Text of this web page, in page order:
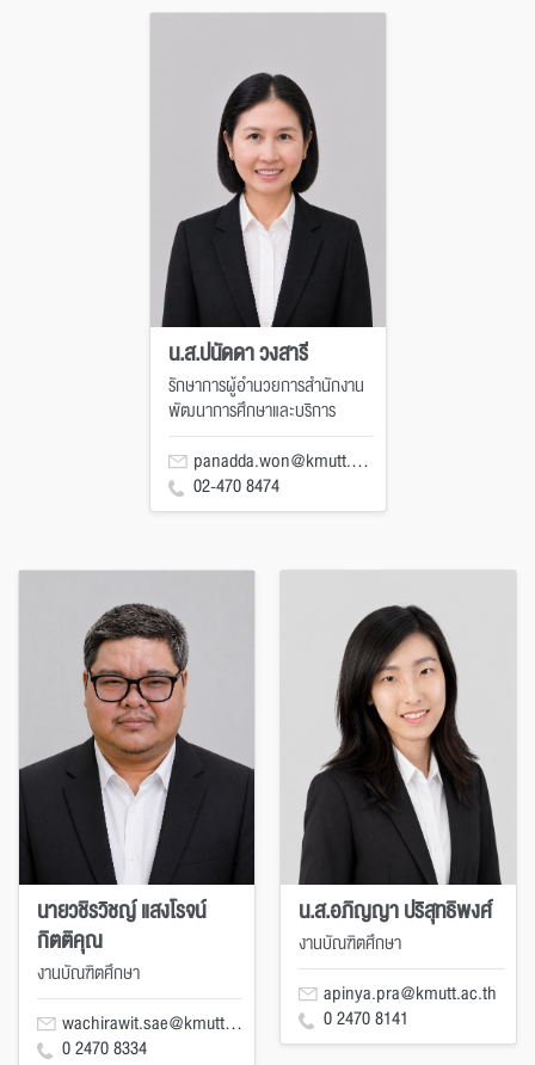
น.ส.ปนัดดา วงสารี
รักษาการผู้อำนวยการสำนักงาน
พัฒนาการศึกษาและบริการ
panadda.won@kmutt.ac.th
02-470 8474
นายวชิรวิชญ์ แสงโรจน์
กิตติคุณ
งานบัณฑิตศึกษา
wachirawit.sae@kmutt.ac.th
0 2470 8334
น.ส.อภิญญา ปริสุทธิพงศ์
งานบัณฑิตศึกษา
apinya.pra@kmutt.ac.th
0 2470 8141